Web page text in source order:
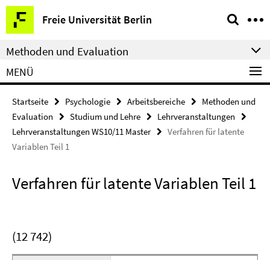
Springe
direkt
zu
Inhalt
Freie Universität Berlin
Service-
Navigation
Methoden und Evaluation
MENÜ
Startseite Psychologie Arbeitsbereiche
Methoden und
Evaluation
Studium und Lehre
Lehrveranstaltungen
Lehrveranstaltungen WS10/11 Master
Verfahren für latente
Variablen Teil 1
Verfahren für latente Variablen Teil 1
(12 742)